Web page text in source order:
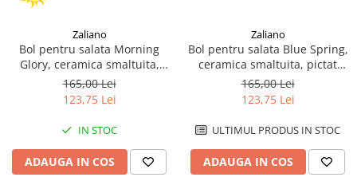
Zaliano
Bol pentru salata Morning
Glory, ceramica smaltuita,
pictat manual, diametru 20.5
cm
165,00 Lei
123,75 Lei
IN STOC
ADAUGA IN COS
Zaliano
Bol pentru salata Blue Spring,
ceramica smaltuita, pictat
manual, diametru 20.5 cm
165,00 Lei
123,75 Lei
ULTIMUL PRODUS IN STOC
ADAUGA IN COS